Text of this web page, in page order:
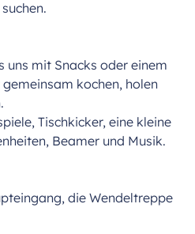
uns mit Snacks oder einem
kochen, holen
Tischkicker, eine kleine
Beamer und Musik.
die Wendeltreppe